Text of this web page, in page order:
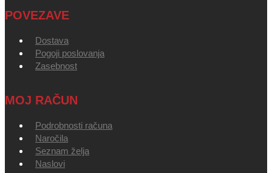
POVEZAVE
Dostava
Pogoji poslovanja
Zasebnost
MOJ RAČUN
Podrobnosti računa
Naročila
Seznam želja
Naslovi